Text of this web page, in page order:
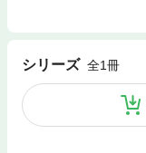
シリーズ 全1冊